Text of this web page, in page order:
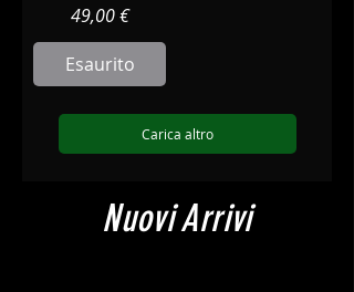
Prezzo
49,00 €
Esaurito
Carica altro
Nuovi Arrivi